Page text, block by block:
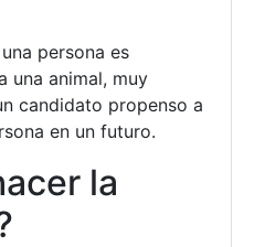
persona es
una animal, muy
candidato propenso a
en un futuro.
la